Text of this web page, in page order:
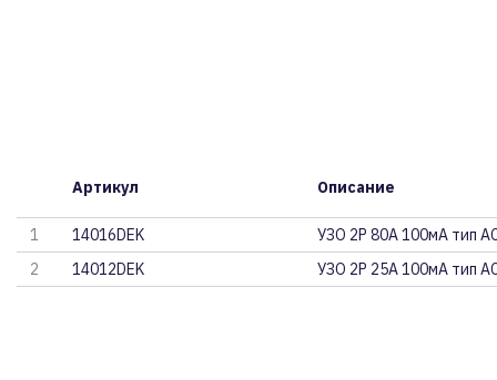
Артикул Описание
1 14016DEK
УЗО 2P 80А 100мА тип
2
14012DEK УЗО 2P 25А 100мА тип